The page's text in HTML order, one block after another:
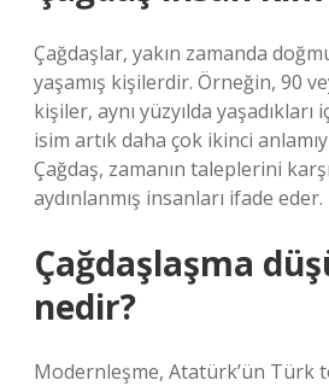
Çağdaşlar, yakın zamanda
yaşamış kişilerdir. Örneğin, 90
kişiler, aynı yüzyılda yaşadıkları
isim artık daha çok ikinci
Çağdaş, zamanın taleplerini
aydınlanmış insanları ifade eder.
Çağdaşlaşma
nedir?
Modernleşme, Atatürk’ün Türk